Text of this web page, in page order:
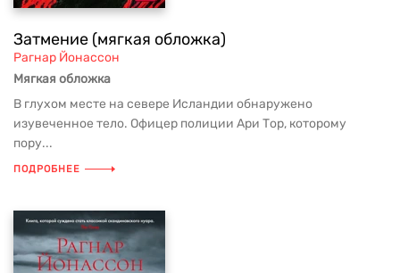
Затмение (мягкая обложка)
Рагнар Йонассон
Мягкая обложка
В глухом месте на севере Исландии обнаружено
изувеченное тело. Офицер полиции Ари Тор, которому
пору...
ПОДРОБНЕЕ